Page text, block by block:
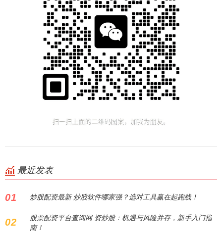
最近发表
01 炒股配资最新 炒股软件哪家强？选对工具赢在起跑线！
02
股票配资平台查询网 资炒股：机遇与风险并存，新手入门指
南！